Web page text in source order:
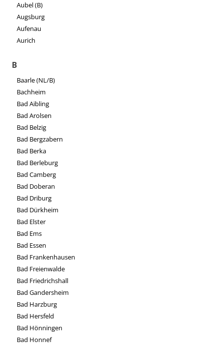
Aubel (B)
Augsburg
Aufenau
Aurich
B
Baarle (NL/B)
Bachheim
Bad Aibling
Bad Arolsen
Bad Belzig
Bad Bergzabern
Bad Berka
Bad Berleburg
Bad Camberg
Bad Doberan
Bad Driburg
Bad Dürkheim
Bad Elster
Bad Ems
Bad Essen
Bad Frankenhausen
Bad Freienwalde
Bad Friedrichshall
Bad Gandersheim
Bad Harzburg
Bad Hersfeld
Bad Hönningen
Bad Honnef